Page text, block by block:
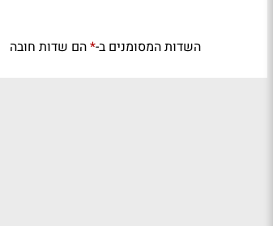
השדות המסומנים ב-*הם שדות חובה